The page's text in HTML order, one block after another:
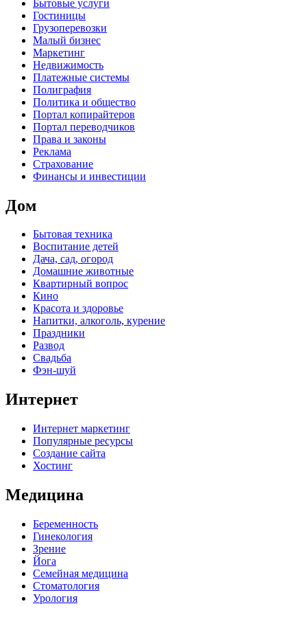
Бытовые услуги
Гостиницы
Грузоперевозки
Малый бизнес
Маркетинг
Недвижимость
Платежные системы
Полиграфия
Политика и общество
Портал копирайтеров
Портал переводчиков
Права и законы
Реклама
Страхование
Финансы и инвестиции
Дом
Бытовая техника
Воспитание детей
Дача, сад, огород
Домашние животные
Квартирный вопрос
Кино
Красота и здоровье
Напитки, алкоголь, курение
Праздники
Развод
Свадьба
Фэн-шуй
Интернет
Интернет маркетинг
Популярные ресурсы
Создание сайта
Хостинг
Медицина
Беременность
Гинекология
Зрение
Йога
Семейная медицина
Стоматология
Урология